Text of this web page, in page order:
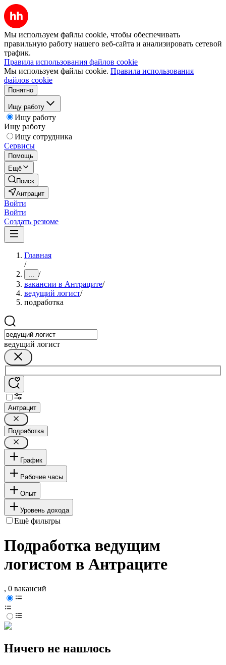
Мы используем файлы cookie, чтобы обеспечивать
правильную работу нашего веб-сайта и анализировать сетевой
трафик.
Правила использования файлов cookie
Мы используем файлы cookie. Правила использования
файлов cookie
Понятно
Ищу работу
Ищу работу
Ищу работу
Ищу сотрудника
Сервисы
Помощь
Ещё
Поиск
Антрацит
Войти
Войти
Создать резюме
Главная
/
... /
вакансии в Антраците/
ведущий логист/
подработка
ведущий логист
Антрацит
Подработка
График
Рабочие часы
Опыт
Уровень дохода
Ещё фильтры
Подработка ведущим
логистом в Антраците
, 0 вакансий
Ничего не нашлось